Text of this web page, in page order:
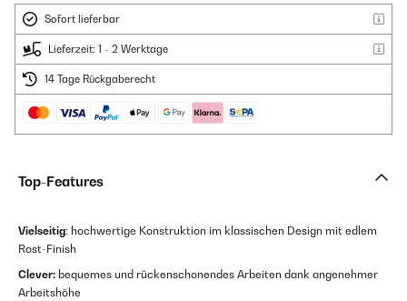
Sofort lieferbar
Lieferzeit: 1 - 2 Werktage
14 Tage Rückgaberecht
Top-Features
Vielseitig: hochwertige Konstruktion im klassischen Design mit edlem
Rost-Finish
Clever: bequemes und rückenschonendes Arbeiten dank angenehmer
Arbeitshöhe